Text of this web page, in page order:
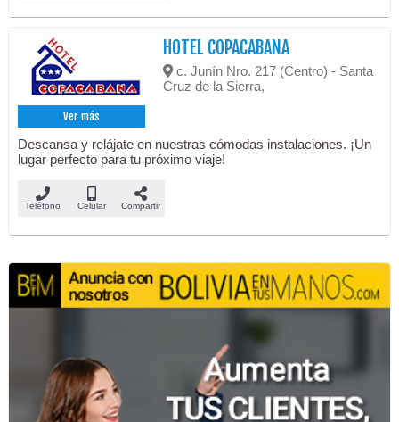
Ver más
HOTEL COPACABANA
c. Junín Nro. 217 (Centro) - Santa
Cruz de la Sierra,
Descansa y relájate en nuestras cómodas instalaciones. ¡Un
lugar perfecto para tu próximo viaje!
Teléfono Celular Compartir